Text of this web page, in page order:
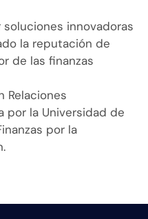
innovadoras
la reputación de
de las finanzas
Relaciones
por la Universidad de
por la